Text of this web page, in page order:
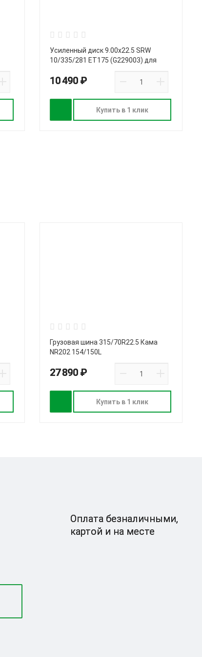
Усиленный диск 9.00х22.5 SRW
10/335/281 ET175 (G229003) для
10 490 ₽
Купить в 1 клик
Грузовая шина 315/70R22.5 Кама
NR202 154/150L
27 890 ₽
Купить в 1 клик
Оплата безналичными,
картой и на месте